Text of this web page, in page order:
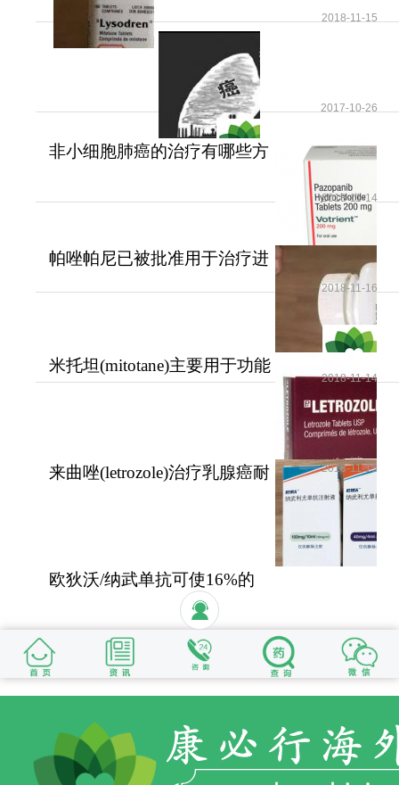
https://www.kangbixing.com/drug/Selinexor/
一对一客服专业解答
"扫一扫添加官方微信 咨询解答更便捷"
2018-11-15
非小细胞肺癌的治疗有哪些方
2017-10-26
帕唑帕尼已被批准用于治疗进
2018-11-14
米托坦(mitotane)主要用于功能
性和无功能性肾上腺
2018-11-16
来曲唑(letrozole)治疗乳腺癌耐
2018-11-14
欧狄沃/纳武单抗可使16%的
晚期肺癌患者活过5年
2018-11-15